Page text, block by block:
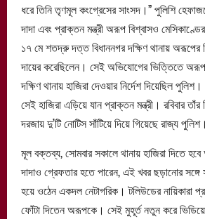
ধরে তিনি তৃণমূল কংগ্রেসের সাংসদ।” পুলিশি
দাদা এবং প্রাক্তন মন্ত্রী অরূপ বিশ্বাসও
১৭ মে শতদ্রু দত্ত বিধাননগর দক্ষিণ থানায় অরূপের
দায়ের করেছিলেন। সেই অভিযোগের ভিত্তিতে
দক্ষিণ থানায় হাজিরা দেওয়ার নির্দেশ দিয়েছিল
সেই হাজিরা এড়িয়ে যান প্রাক্তন মন্ত্রী। রবিবার
দরজায় দু’টি নোটিস সাঁটিয়ে দিয়ে গিয়েছে রাজ্য পুলিশ।
মূল বক্তব্য, সোমবার সকালে থানায় হাজিরা দিতে
দাদাও গ্রেফতার হতে পারেন, এই খবর ছড়ানোর সঙ্গে
হয়ে ওঠেন একদল নেটাগরিক। টলিউডের নায়িকারা
ফোঁটা দিতেন অরূপকে। সেই মুহূর্ত নতুন করে